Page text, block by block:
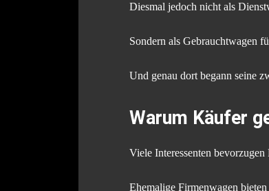
Diesmal jedoch nicht als
Sondern als Gebrauchtwagen
Und genau dort begann seine
Warum Käufer
Viele Interessenten
Ehemalige Firmenwagen